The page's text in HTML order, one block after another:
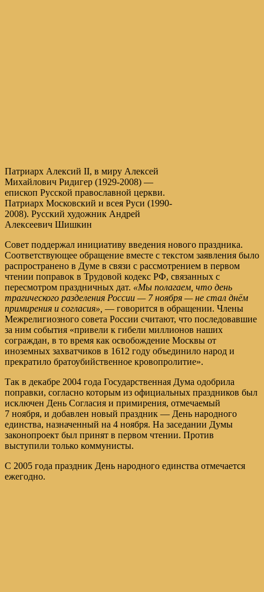
Патриарх Алексий II, в миру Алексей
Михайлович Ридигер (1929-2008) —
епископ Русской православной церкви.
Патриарх Московский и всея Руси (1990-
2008). Русский художник Андрей
Алексеевич Шишкин
Совет поддержал инициативу введения нового праздника.
Соответствующее обращение вместе с текстом заявления было
распространено в Думе в связи с рассмотрением в первом
чтении поправок в Трудовой кодекс РФ, связанных с
пересмотром праздничных дат. «Мы полагаем, что день
трагического разделения России — 7 ноября — не стал днём
примирения и согласия», — говорится в обращении. Члены
Межрелигиозного совета России считают, что последовавшие
за ним события «привели к гибели миллионов наших
сограждан, в то время как освобождение Москвы от
иноземных захватчиков в 1612 году объединило народ и
прекратило братоубийственное кровопролитие».
Так в декабре 2004 года Государственная Дума одобрила
поправки, согласно которым из официальных праздников был
исключен День Согласия и примирения, отмечаемый
7 ноября, и добавлен новый праздник — День народного
единства, назначенный на 4 ноября. На заседании Думы
законопроект был принят в первом чтении. Против
выступили только коммунисты.
С 2005 года праздник День народного единства отмечается
ежегодно.